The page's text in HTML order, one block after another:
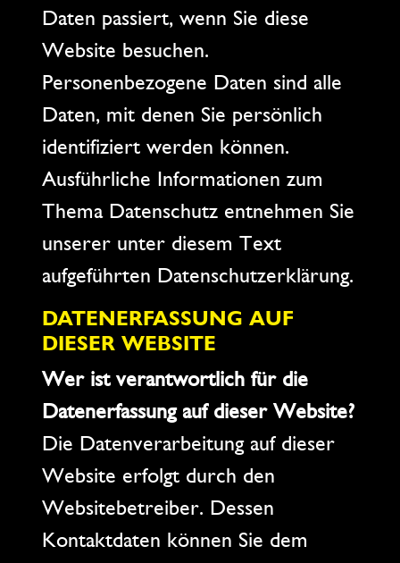
Daten passiert, wenn Sie diese
Website besuchen.
Personenbezogene Daten sind alle
Daten, mit denen Sie persönlich
identifiziert werden können.
Ausführliche Informationen zum
Thema Datenschutz entnehmen Sie
unserer unter diesem Text
aufgeführten Datenschutzerklärung.
DATENERFASSUNG AUF
DIESER WEBSITE
Wer ist verantwortlich für die
Datenerfassung auf dieser Website?
Die Datenverarbeitung auf dieser
Website erfolgt durch den
Websitebetreiber. Dessen
Kontaktdaten können Sie dem